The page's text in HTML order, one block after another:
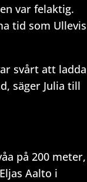
var felaktig.
tid som Ullevis
svårt att ladda
säger Julia till
på 200 meter,
Aalto i